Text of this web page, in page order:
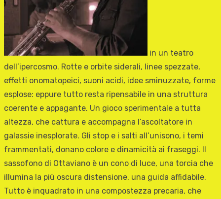
in un teatro
dell’ipercosmo. Rotte e orbite siderali, linee spezzate,
effetti onomatopeici, suoni acidi, idee sminuzzate, forme
esplose: eppure tutto resta ripensabile in una struttura
coerente e appagante. Un gioco sperimentale a tutta
altezza, che cattura e accompagna l’ascoltatore in
galassie inesplorate. Gli stop e i salti all’unisono, i temi
frammentati, donano colore e dinamicità ai fraseggi. Il
sassofono di Ottaviano è un cono di luce, una torcia che
illumina la più oscura distensione, una guida affidabile.
Tutto è inquadrato in una compostezza precaria, che